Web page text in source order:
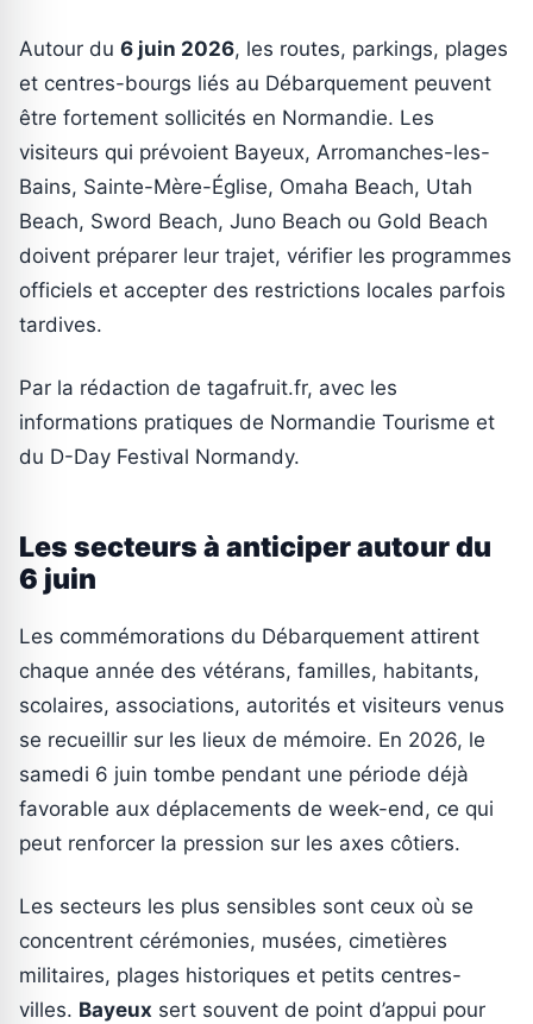
Autour du 6 juin 2026, les routes, parkings, plages
et centres-bourgs liés au Débarquement peuvent
être fortement sollicités en Normandie. Les
visiteurs qui prévoient Bayeux, Arromanches-les-
Bains, Sainte-Mère-Église, Omaha Beach, Utah
Beach, Sword Beach, Juno Beach ou Gold Beach
doivent préparer leur trajet, vérifier les programmes
officiels et accepter des restrictions locales parfois
tardives.
Par la rédaction de tagafruit.fr, avec les
informations pratiques de Normandie Tourisme et
du D-Day Festival Normandy.
Les secteurs à anticiper autour du
6 juin
Les commémorations du Débarquement attirent
chaque année des vétérans, familles, habitants,
scolaires, associations, autorités et visiteurs venus
se recueillir sur les lieux de mémoire. En 2026, le
samedi 6 juin tombe pendant une période déjà
favorable aux déplacements de week-end, ce qui
peut renforcer la pression sur les axes côtiers.
Les secteurs les plus sensibles sont ceux où se
concentrent cérémonies, musées, cimetières
militaires, plages historiques et petits centres-
villes. Bayeux sert souvent de point d’appui pour